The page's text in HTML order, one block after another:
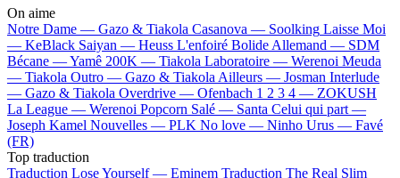
On aime
Notre Dame — Gazo & Tiakola Casanova — Soolking Laisse Moi
— KeBlack Saiyan — Heuss L'enfoiré Bolide Allemand — SDM
Bécane —Yamê 200K — Tiakola Laboratoire — Werenoi Meuda
— Tiakola Outro — Gazo & Tiakola Ailleurs — Josman Interlude
— Gazo & Tiakola Overdrive — Ofenbach 1 2 3 4 — ZOKUSH
La League — Werenoi Popcorn Salé — Santa Celui qui part —
Joseph Kamel Nouvelles — PLK No love — Ninho Urus — Favé
(FR)
Top traduction
Traduction Lose Yourself — Eminem Traduction The Real Slim